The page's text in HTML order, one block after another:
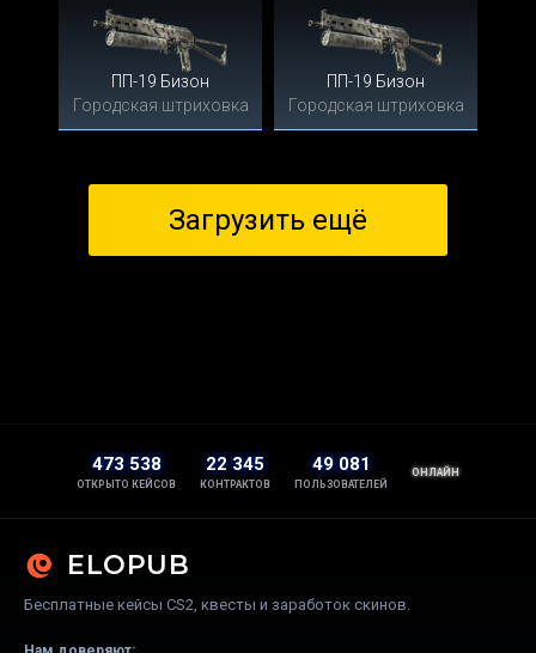
ПП-19 Бизон
Городская штриховка
ПП-19 Бизон
Городская штриховка
Загрузить ещё
473 538
ОТКРЫТО КЕЙСОВ
22 345
КОНТРАКТОВ
49 081
ПОЛЬЗОВАТЕЛЕЙ
ОНЛАЙН
ELOPUB
Бесплатные кейсы CS2, квесты и заработок скинов.